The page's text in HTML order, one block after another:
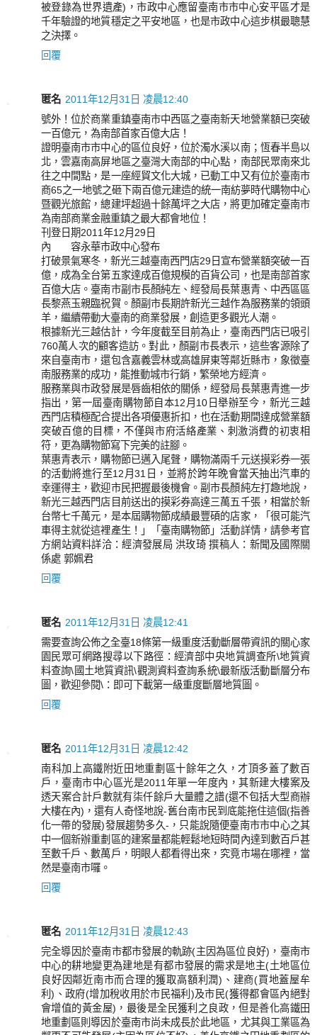
被登錄為世界遺產)，市政中心應留臺南市市中心安平區才是
千年驗證的地質穩定之平安地區，也是市政中心這步棋最聰慧
之決擇。
回覆
匿名 2011年12月31日 凌晨12:40
號外！位於商業重鎮臺南市中西區之臺南新天地營業額已突破
一百億元，為南部首家百億大店！
證明臺南市市中心的區位良好，位於濁水溪以南；恆春半島以
北，雲嘉南高屏地區之臺灣大南部的中心點，南部民眾南來北
往之中間點，是一座經貿文化大城，已動工中又有位於臺南市
商65之一地號之砸下兩百億元建造的統一南紡夢時代購物中心
暨觀光旅館，總建坪超過十餘萬坪之大店，將更加確定臺南市
為南部商業金融重鎮之最大都會地位！
刊登日期2011年12月29日
內 容永華市政中心發布
打破景氣寒冬，新光三越臺南西門店29日宣布營業額突破一百
億，成為全台第五家達成百億規模的百貨公司，也是南部首家
百億大店。臺南市副市長顏純左、經發局長葉惠青、中西區區
長黎燕玉親臨祝賀。顏副市長期許新光三越作為服務業的領頭
羊，繼續帶動大臺南的商業發展，創造更多觀光人潮。
根據新光三越估計，今年度截至目前為止，臺南西門店已吸引
760萬人次的顧客造訪。對此，顏副市長表示，這些客源除了
來自臺南市，還包含嘉義雲林或高雄屏東等鄰近縣市，象徵臺
南服務業的成功，能推動城市行銷，繁榮地方經濟。
服務業與市政發展是唇齒相依的關係，經發局長葉惠青進一步
指出，第一屆臺南購物節自本12月10日舉辦至今，新光三越
西門店積極配合提出各項優惠折扣，也在活動期間達成營業額
突破百億的目標，不僅與市府活絡產業、刺激消費的初衷相
符，更為購物節寫下完美的註腳。
葉惠青表示，購物節已邁入尾聲，購物滿兩千元送摸彩券一張
的活動將進行至12月31日，並將於跨年晚會當天抽出汽車的
幸運得主，歡迎市民把握最後機會。副市長顏純左打趣地說，
新光三越西門店目前送出的摸彩券高達三萬五千張，相當於新
台幣七千萬元，是本屆購物節成績最豐碩的店家，「很可能汽
車得主就從這裡產生！」「臺南購物節」活動詳情，請參考官
方網站資料詳洽：經濟發展局 洪玫琦 撰稿人：新聞及國際關
係處 郭姵君
回覆
匿名 2011年12月31日 凌晨12:41
需要查詢公佈之全臺18條第一級重度活動斷層帶資訊的關心家
園民眾可網路搜尋以下路徑：經濟部中央地質調查所\地質資
料查詢\國土地質資訊\觀測資料查詢系統\最新版活動斷層分布
圖，歡迎參閱\：即可下載第一級重度斷層地質圖。
回覆
匿名 2011年12月31日 凌晨12:42
南科加上高鐵附近田地重劃區十餘年之久，才頂多蓋了數百
戶，臺南市中心區光是2011年單一年度內，其新建大樓案及
透天案合計戶數就有柒仟餘戶大量體之譜(還不包括大型商辦
大樓在內)，還有人奇怪地說-舊台南市民到底能拖住這個(指善
化一帶的發展)發展趨勢多久-，只能說隨便臺南市市中心之其
中一個新辦重劃區的建案量都能輕鬆地短時間內達到數百戶甚
至數千戶、數萬戶，明眼人都看得出來，究竟市場在哪裡，當
然是臺南市囉。
回覆
匿名 2011年12月31日 凌晨12:43
完全導因於臺南市都市發展的軌跡(主因為區位良好)，臺南市
中心的耕地變更為建地是有都市發展的需求是地主(土地區位
良好因鄰近南市而合理的獲取高額利潤)、建商(買地蓋屋牟
利)、政府(增加稅收用於市民福利)及市民(獲得都會區內絕對
會增值的黃金屋)，最後是全民獲利之良政，但是善化高鐵田
地重劃區則導因於臺南市尚未成長於此地區，尤其與工業區為